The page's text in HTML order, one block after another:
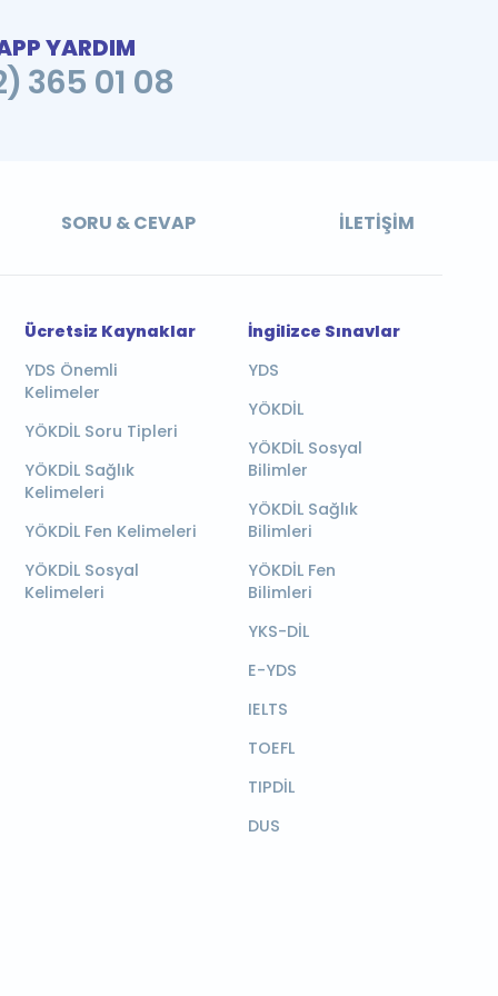
YARDIM
365 01 08
SORU & CEVAP İLETIŞIM
Ücretsiz Kaynaklar
YDS Önemli
Kelimeler
YÖKDİL Soru Tipleri
YÖKDİL Sağlık
Kelimeleri
YÖKDİL Fen Kelimeleri
YÖKDİL Sosyal
Kelimeleri
İngilizce Sınavlar
YDS
YÖKDİL
YÖKDİL Sosyal
Bilimler
YÖKDİL Sağlık
Bilimleri
YÖKDİL Fen
Bilimleri
YKS-DİL
E-YDS
IELTS
TOEFL
TIPDİL
DUS